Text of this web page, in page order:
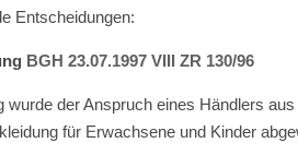
Entscheidungen:
BGH 23.07.1997 VIII ZR 130/96
wurde der Anspruch eines Händlers
für Erwachsene und Kinder